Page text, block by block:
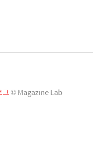
© Magazine Lab